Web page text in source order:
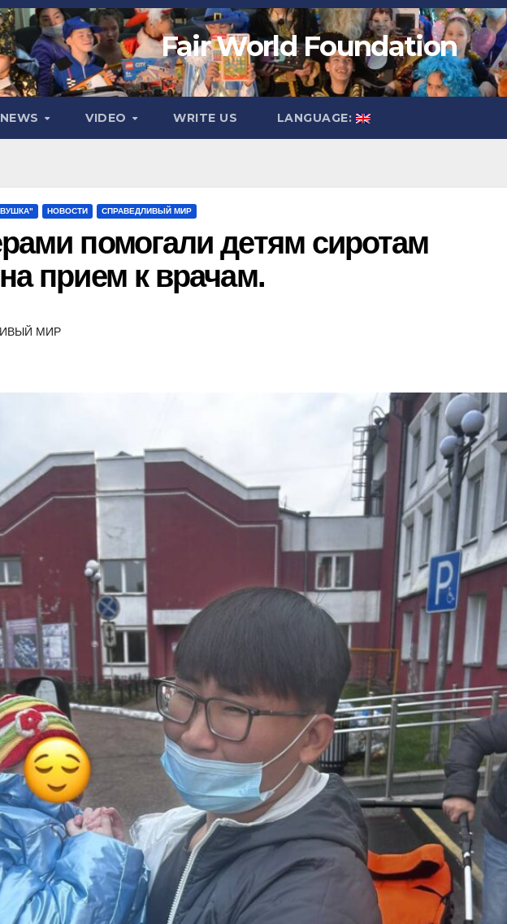
Fair World Foundation
NEWS VIDEO WRITE US LANGUAGE:
НОВОСТИ СПРАВЕДЛИВЫЙ МИР
помогали детям сиротам
прием к врачам.
МИР